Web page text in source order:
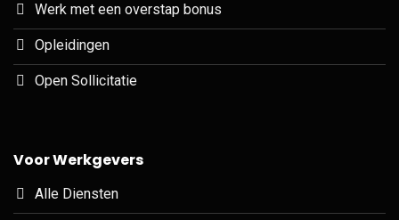
Werk met een overstap bonus
Opleidingen
Open Sollicitatie
Voor Werkgevers
Alle Diensten